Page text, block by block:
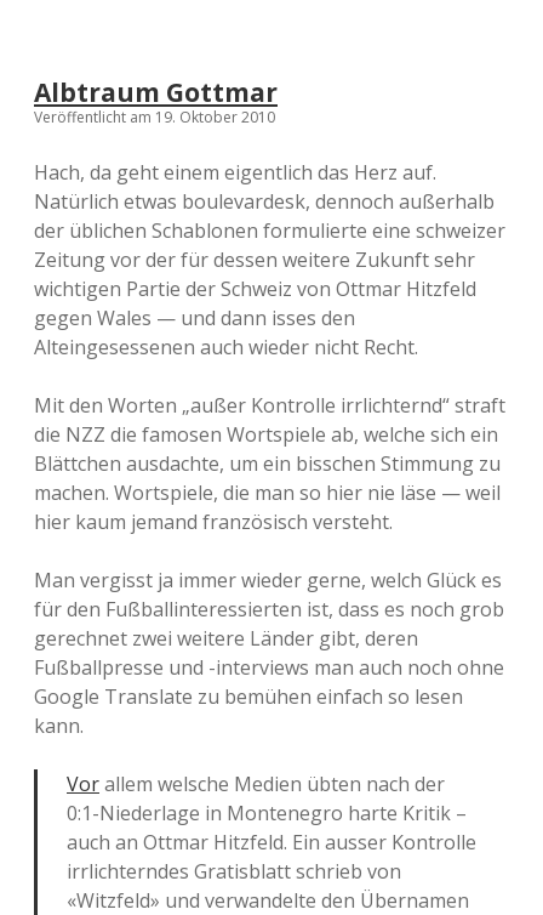
Albtraum Gottmar
Veröffentlicht am 19. Oktober 2010
Hach, da geht einem eigentlich das Herz auf.
Natürlich etwas boulevardesk, dennoch außerhalb
der üblichen Schablonen formulierte eine schweizer
Zeitung vor der für dessen weitere Zukunft sehr
wichtigen Partie der Schweiz von Ottmar Hitzfeld
gegen Wales — und dann isses den
Alteingesessenen auch wieder nicht Recht.
Mit den Worten „außer Kontrolle irrlichternd“ straft
die NZZ die famosen Wortspiele ab, welche sich ein
Blättchen ausdachte, um ein bisschen Stimmung zu
machen. Wortspiele, die man so hier nie läse — weil
hier kaum jemand französisch versteht.
Man vergisst ja immer wieder gerne, welch Glück es
für den Fußballinteressierten ist, dass es noch grob
gerechnet zwei weitere Länder gibt, deren
Fußballpresse und -interviews man auch noch ohne
Google Translate zu bemühen einfach so lesen
kann.
Vorallem welsche Medien übten nach der
0:1-Niederlage in Montenegro harte Kritik –
auch an Ottmar Hitzfeld. Ein ausser Kontrolle
irrlichterndes Gratisblatt schrieb von
«Witzfeld» und verwandelte den Übernamen